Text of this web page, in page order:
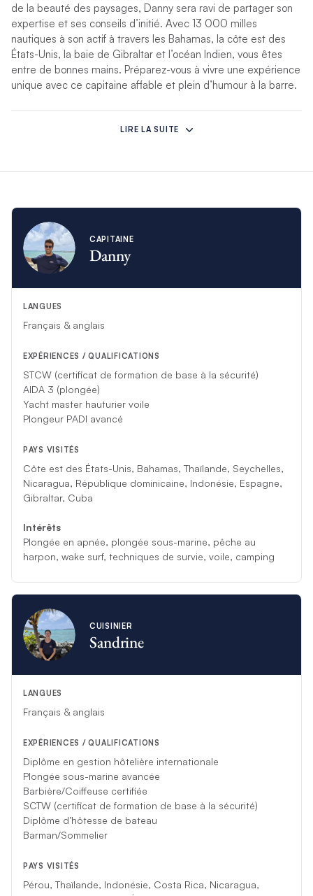
de la beauté des paysages, Danny sera ravi de partager son
expertise et ses conseils d’initié. Avec 13 000 milles
nautiques à son actif à travers les Bahamas, la côte est des
États-Unis, la baie de Gibraltar et l’océan Indien, vous êtes
entre de bonnes mains. Préparez-vous à vivre une expérience
unique avec ce capitaine affable et plein d’humour à la barre.
Laissez-nous vous présenter Sandrine, notre chef cuisinière
chevronnée qui possède plus d’une décennie d’expérience
mais aussi d’un niveau de service inégalé. Sandrine saura ravir
en or, qui veillera à ce que tous vos besoins soient satisfaits
avec soin et attention. Ayant parcouru 10 000 milles
nautiques aux côtés de Danny à travers les Bahamas, la côte
exceptionnelle.
d’assurer votre croisière, un autre équipage le remplacera.
LIRE LA SUITE
CAPITAINE
Danny
LANGUES
Français & anglais
EXPÉRIENCES / QUALIFICATIONS
STCW (certificat de formation de base à la sécurité)
AIDA 3 (plongée)
Yacht master hauturier voile
Plongeur PADI avancé
PAYS VISITÉS
Côte est des États-Unis, Bahamas, Thaïlande, Seychelles,
Nicaragua, République dominicaine, Indonésie, Espagne,
Gibraltar, Cuba
Intérêts
Plongée en apnée, plongée sous-marine, pêche au
harpon, wake surf, techniques de survie, voile, camping
CUISINIER
Sandrine
LANGUES
Français & anglais
EXPÉRIENCES / QUALIFICATIONS
Diplôme en gestion hôtelière internationale
Plongée sous-marine avancée
Barbière/Coiffeuse certifiée
SCTW (certificat de formation de base à la sécurité)
Diplôme d’hôtesse de bateau
Barman/Sommelier
PAYS VISITÉS
Pérou, Thaïlande, Indonésie, Costa Rica, Nicaragua,